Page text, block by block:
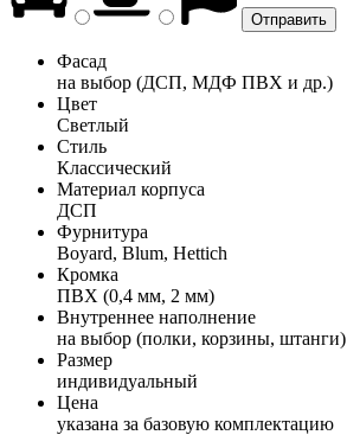
Фасад
на выбор (ДСП, МДФ ПВХ и др.)
Цвет
Светлый
Стиль
Классический
Материал корпуса
ДСП
Фурнитура
Boyard, Blum, Hettich
Кромка
ПВХ (0,4 мм, 2 мм)
Внутреннее наполнение
на выбор (полки, корзины, штанги)
Размер
индивидуальный
Цена
указана за базовую комплектацию